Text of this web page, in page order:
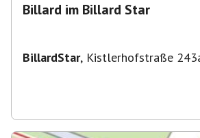
Billard im Billard Star
BillardStar, Kistlerhofstraße